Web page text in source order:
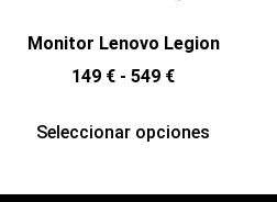
Monitor Lenovo Legion
149 € - 549 €
Seleccionar opciones